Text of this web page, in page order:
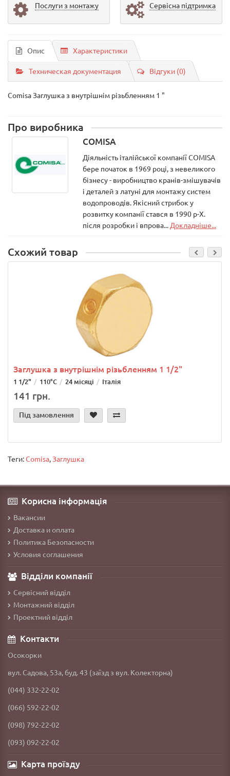
Послуги з монтажу Сервісна підтримка
Опис Характеристики
Техническая документация Відгуки (0)
Comisa Заглушка з внутрішнім різьбленням 1 "
Про виробника
COMISA
Діяльність італійської компанії COMISA
бере початок в 1969 році, з невеликого
бізнесу - виробництво кранів-змішувачів
і деталей з латуні для монтажу систем
водопроводів. Якісний стрибок у
розвитку компанії стався в 1990 р-Х.
після розробки і впрова... Докладніше...
Схожий товар
Заглушка з внутрішнім різьбленням 1 1/2"
1 1/2" 110°C 24 місяці Італія
141 грн.
Під замовлення
Теги:Comisa,Заглушка
Корисна інформація
Вакансии
Доставка и оплата
Политика Безопасности
Условия соглашения
Відділи компанії
Сервісний відділ
Монтажний відділ
Проектний відділ
Контакти
Осокорки
вул. Садова, 53а, буд. 43 (заїзд з вул. Колекторна)
(044) 332-22-02
(066) 592-22-02
(098) 792-22-02
(093) 092-22-02
Карта проїзду